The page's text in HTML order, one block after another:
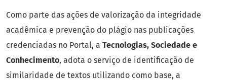
Como parte das ações de valorização da integridade
acadêmica e prevenção do plágio nas publicações
credenciadas no Portal, a Tecnologias, Sociedade e
Conhecimento, adota o serviço de identificação de
similaridade de textos utilizando como base, a